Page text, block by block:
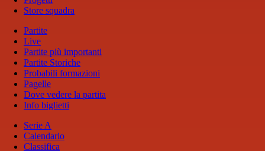
Store squadra
Partite
Live
Partite più importanti
Partite Storiche
Probabili formazioni
Pagelle
Dove vedere la partita
Info biglietti
Serie A
Calendario
Classifica